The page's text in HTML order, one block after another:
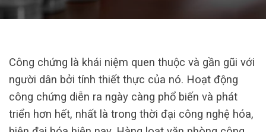
Công chứng là khái niệm quen thuộc và gần gũi với
người dân bởi tính thiết thực của nó. Hoạt động
công chứng diễn ra ngày càng phổ biến và phát
triển hơn hết, nhất là trong thời đại công nghệ hóa,